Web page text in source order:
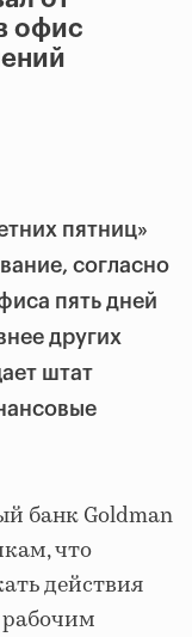
офис
пятниц»
согласно
пять дней
других
штат
банк Goldman
что
действия
рабочим